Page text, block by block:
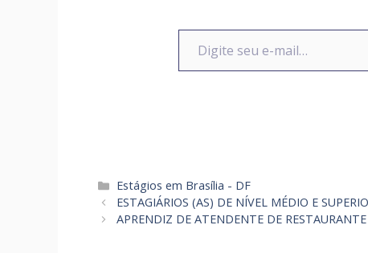
Digite seu e-mail…
Categorias
Estágios em Brasília - DF
ESTAGIÁRIOS (AS) DE NÍVEL MÉDIO E
APRENDIZ DE ATENDENTE DE RESTAURANTE